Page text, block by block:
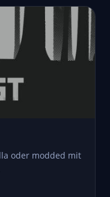
oder modded mit